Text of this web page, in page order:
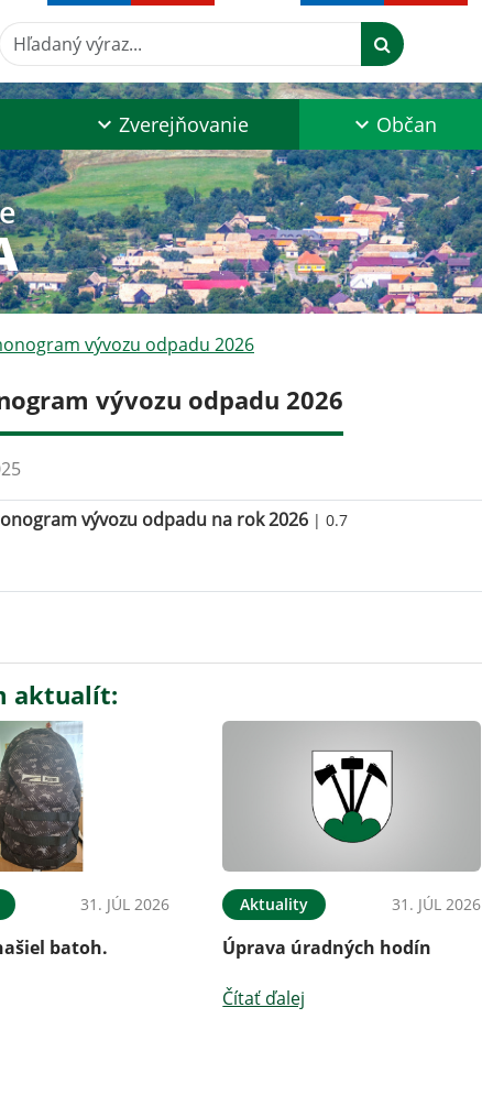
Hľadaný výraz...
Zverejňovanie Občan
vývozu odpadu 2026
vývozu odpadu 2026
vývozu odpadu na rok 2026 | 0.7
aktualít:
31. JÚL 2026
batoh.
Aktuality 31. JÚL 2026
Úprava úradných hodín
Čítať ďalej